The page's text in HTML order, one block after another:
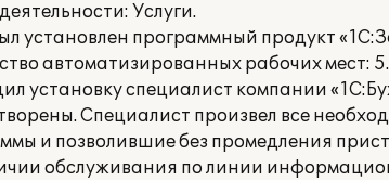
Услуги.
установлен программный продукт
автоматизированных рабочих мест: 5.
установку специалист компании
Специалист произвел все
и позволившие без промедления
обслуживания по линии